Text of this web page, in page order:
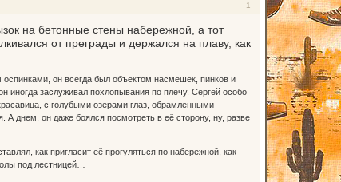
1
на бетонные стены набережной, а тот
от преграды и держался на плаву, как
он всегда был объектом насмешек, пинков и
иногда заслуживал похлопывания по плечу. Сергей особо
с голубыми озерами глаз, обрамленными
днем, он даже боялся посмотреть в её сторону, ну, разве
как пригласит её прогуляться по набережной, как
под лестницей…